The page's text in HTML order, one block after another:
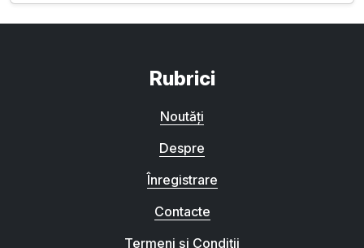
Rubrici
Noutăți
Despre
Înregistrare
Contacte
Termeni și Condiții